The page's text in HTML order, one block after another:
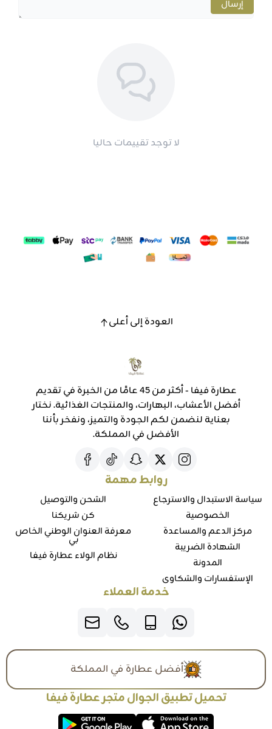
إرسال
لا توجد تقييمات حاليا
العودة إلى أعلى
عطارة فيفا - أكثر من 45 عامًا من الخبرة في تقديم
أفضل الأعشاب، البهارات، والمنتجات الغذائية. نختار
بعناية لنضمن لكم الجودة والتميز، ونفخر بأننا
الأفضل في المملكة.
روابط مهمة
سياسة الاستبدال والاسترجاع
الخصوصية
مركز الدعم والمساعدة
الشهادة الضريبة
المدونة
الإستفسارات والشكاوي
الشحن والتوصيل
كن شريكنا
معرفة العنوان الوطني الخاص
بي
نظام الولاء عطارة فيفا
خدمة العملاء
أفضل عطارة في المملكة
تحميل تطبيق الجوال متجر عطارة فيفا